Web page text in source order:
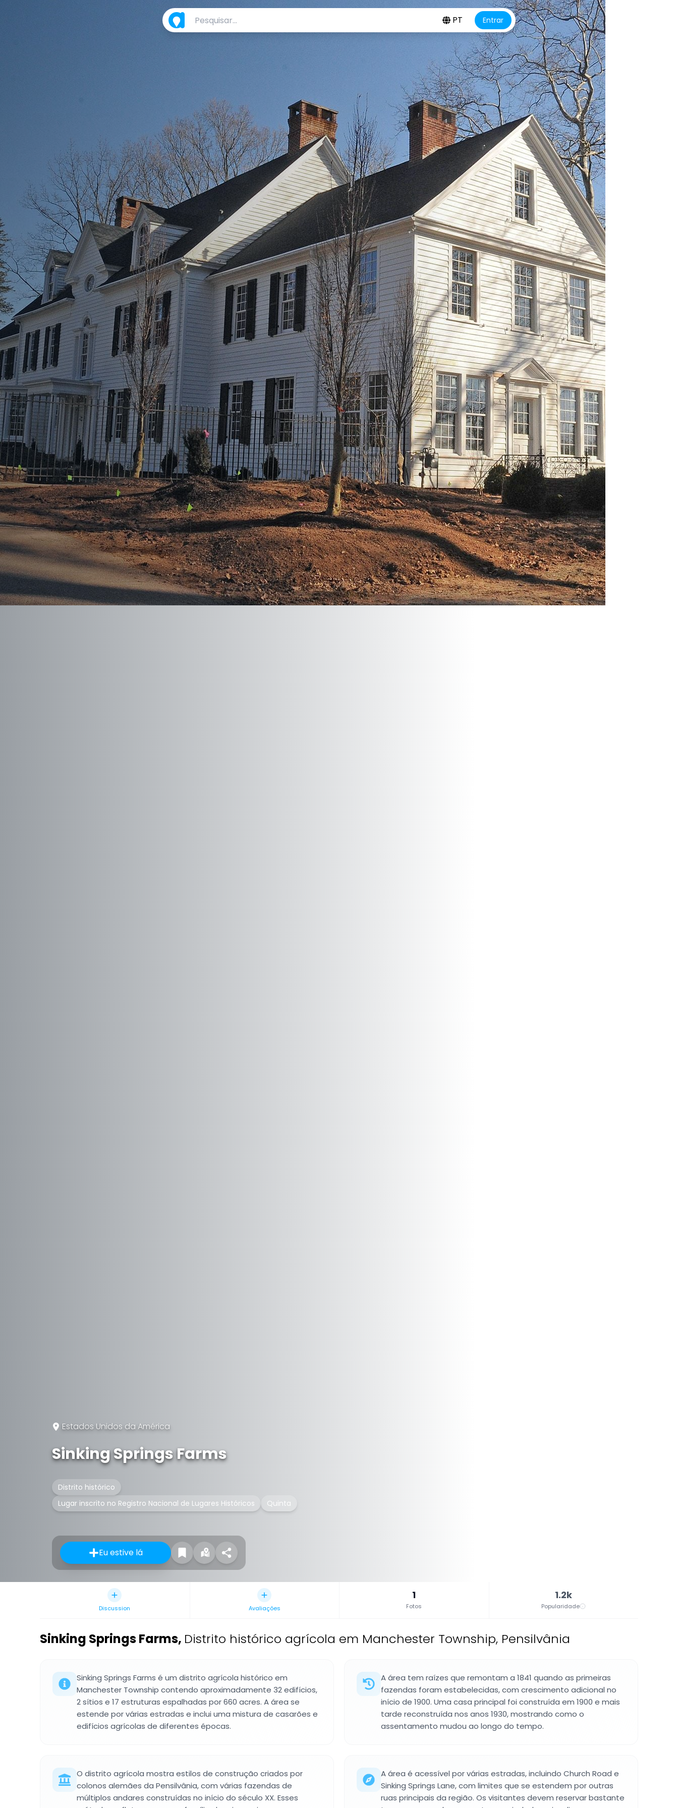
PT Entrar
Estados Unidos da América
Sinking Springs Farms
Distrito histórico
Lugar inscrito no Registro Nacional de Lugares Históricos
Quinta
Eu estive lá
Discussion Avaliações
1
Fotos
1.2k
Popularidade
Sinking Springs Farms, Distrito histórico agrícola em Manchester Township, Pensilvânia
Sinking Springs Farms é um distrito agrícola histórico em
Manchester Township contendo aproximadamente 32 edifícios,
2 sítios e 17 estruturas espalhadas por 660 acres. A área se
estende por várias estradas e inclui uma mistura de casarões e
edifícios agrícolas de diferentes épocas.
A área tem raízes que remontam a 1841 quando as primeiras
fazendas foram estabelecidas, com crescimento adicional no
início de 1900. Uma casa principal foi construída em 1900 e mais
tarde reconstruída nos anos 1930, mostrando como o
assentamento mudou ao longo do tempo.
O distrito agrícola mostra estilos de construção criados por
colonos alemães da Pensilvânia, com várias fazendas de
múltiplos andares construídas no início do século XX. Esses
A área é acessível por várias estradas, incluindo Church Road e
Sinking Springs Lane, com limites que se estendem por outras
ruas principais da região. Os visitantes devem reservar bastante